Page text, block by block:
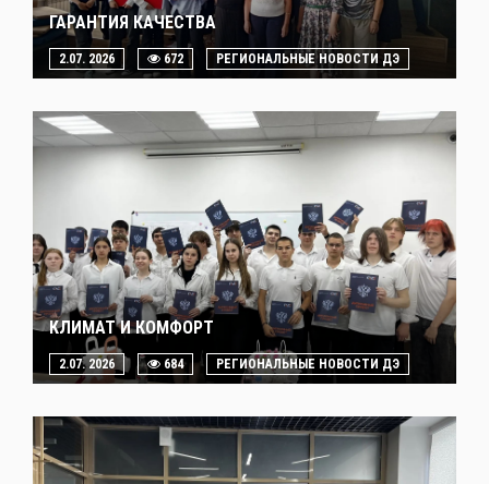
ГАРАНТИЯ КАЧЕСТВА
2.07. 2026 672 РЕГИОНАЛЬНЫЕ НОВОСТИ ДЭ
КЛИМАТ И КОМФОРТ
2.07. 2026 684 РЕГИОНАЛЬНЫЕ НОВОСТИ ДЭ